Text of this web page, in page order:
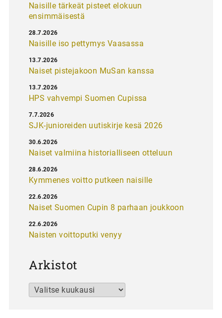
Naisille tärkeät pisteet elokuun
ensimmäisestä
Naisille iso pettymys Vaasassa
28.7.2026
Naiset pistejakoon MuSan kanssa
13.7.2026
HPS vahvempi Suomen Cupissa
13.7.2026
SJK-junioreiden uutiskirje kesä 2026
7.7.2026
Naiset valmiina historialliseen otteluun
30.6.2026
Kymmenes voitto putkeen naisille
28.6.2026
Naiset Suomen Cupin 8 parhaan joukkoon
22.6.2026
Naisten voittoputki venyy
22.6.2026
Arkistot
Arkistot